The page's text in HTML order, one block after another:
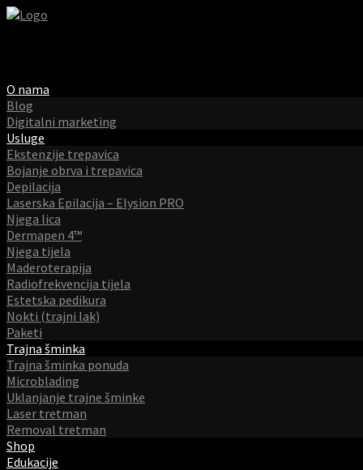
O nama
Blog
Digitalni marketing
Usluge
Ekstenzije trepavica
Bojanje obrva i trepavica
Depilacija
Laserska Epilacija – Elysion PRO
Njega lica
Dermapen 4™
Njega tijela
Maderoterapija
Radiofrekvencija tijela
Estetska pedikura
Nokti (trajni lak)
Paketi
Trajna šminka
Trajna šminka ponuda
Microblading
Uklanjanje trajne šminke
Laser tretman
Removal tretman
Shop
Edukacije